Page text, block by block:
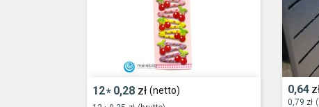
12* 0,28 zł (netto) 0,64
0,79 zł